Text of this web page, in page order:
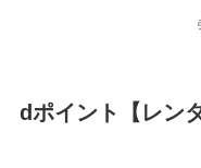
dポイント【レン